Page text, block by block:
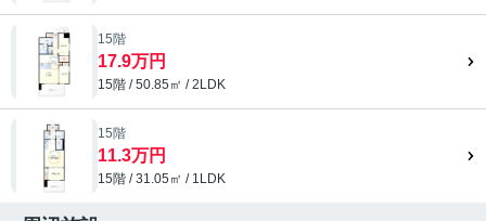
15階
17.9万円
15階 / 50.85㎡ / 2LDK
15階
11.3万円
15階 / 31.05㎡ / 1LDK